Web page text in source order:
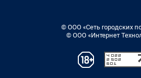
© ООО «Сеть городских
© ООО «Интернет